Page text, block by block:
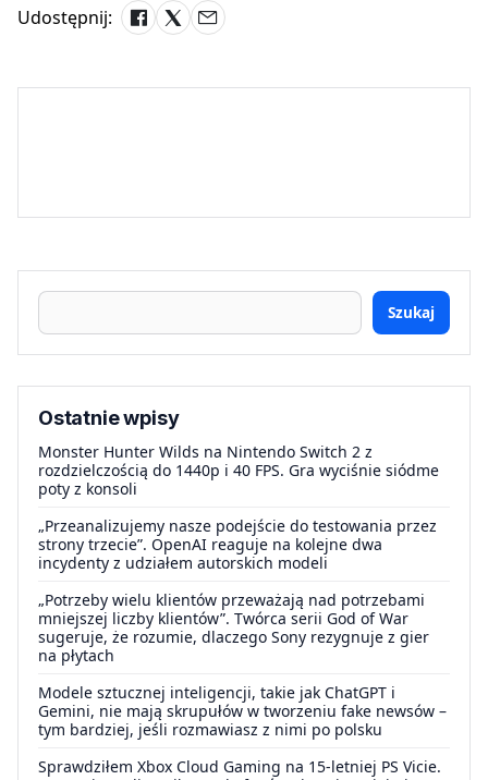
Udostępnij:
Szukaj
Ostatnie wpisy
Monster Hunter Wilds na Nintendo Switch 2 z
rozdzielczością do 1440p i 40 FPS. Gra wyciśnie siódme
poty z konsoli
„Przeanalizujemy nasze podejście do testowania przez
strony trzecie”. OpenAI reaguje na kolejne dwa
incydenty z udziałem autorskich modeli
„Potrzeby wielu klientów przeważają nad potrzebami
mniejszej liczby klientów”. Twórca serii God of War
sugeruje, że rozumie, dlaczego Sony rezygnuje z gier
na płytach
Modele sztucznej inteligencji, takie jak ChatGPT i
Gemini, nie mają skrupułów w tworzeniu fake newsów –
tym bardziej, jeśli rozmawiasz z nimi po polsku
Sprawdziłem Xbox Cloud Gaming na 15-letniej PS Vicie.